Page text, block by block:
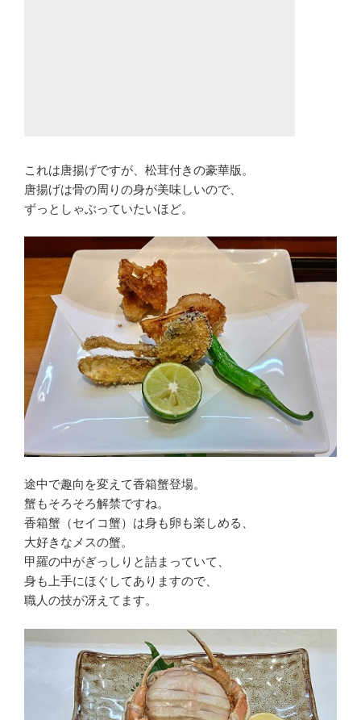
これは唐揚げですが、松茸付きの豪華版。
唐揚げは骨の周りの身が美味しいので、
ずっとしゃぶっていたいほど。
途中で趣向を変えて香箱蟹登場。
蟹もそろそろ解禁ですね。
香箱蟹（セイコ蟹）は身も卵も楽しめる、
大好きなメスの蟹。
甲羅の中がぎっしりと詰まっていて、
身も上手にほぐしてありますので、
職人の技が冴えてます。